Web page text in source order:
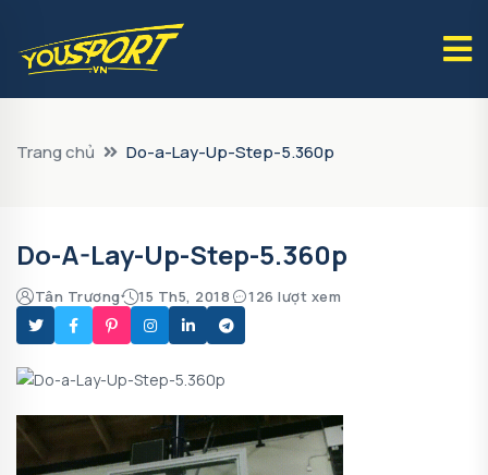
Trang chủ Do-a-Lay-Up-Step-5.360p
Do-A-Lay-Up-Step-5.360p
Tân Trương 15 Th5, 2018 126 lượt xem